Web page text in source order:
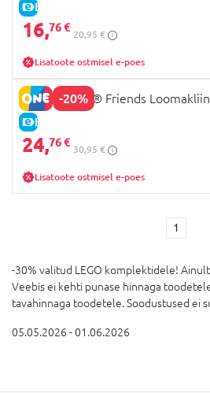
E-HIND
16,76 €
20,95 €
Lisatoote ostmisel e-poes
-20%
E-HIND
42696 LEGO® Friends
24,76 €
30,95 €
Lisatoote ostmisel e-poes
1
-30% valitud LEGO komplektidele!
Veebis ei kehti punase hinnaga
tavahinnaga toodetele. Soodustused ei
05.05.2026 - 01.06.2026